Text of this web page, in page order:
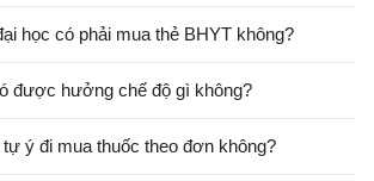
học có phải mua thẻ BHYT không?
được hưởng chế độ gì không?
ý đi mua thuốc theo đơn không?